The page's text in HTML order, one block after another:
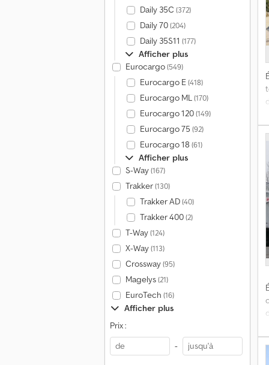
Daily 35C (372)
Daily 70(204)
Daily 35S11 (177)
Afficher plus
Eurocargo(549)
Eurocargo E(418)
Eurocargo ML(170)
Eurocargo 120(149)
Eurocargo 75 (92)
Eurocargo 18 (61)
Afficher plus
S-Way(167)
Trakker(130)
Trakker AD(40)
Trakker 400(2)
T-Way(124)
X-Way(113)
Crossway(95)
Magelys(21)
EuroTech (16)
Afficher plus
Prix :
-